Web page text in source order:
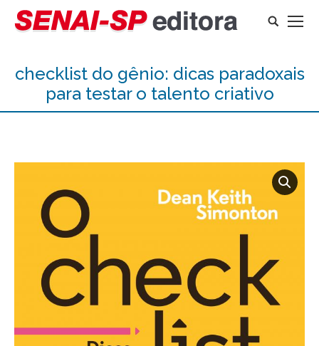
Search:
checklist do gênio: dicas paradoxais
para testar o talento criativo